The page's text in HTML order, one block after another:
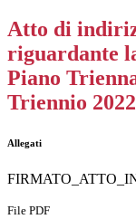
Atto di
riguardante
Piano
Triennio
Allegati
File PDF